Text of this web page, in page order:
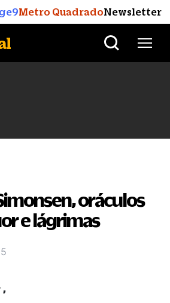
Metro QuadradoNewsletter
oráculos
e lágrimas